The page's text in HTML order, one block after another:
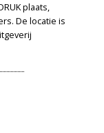
plaats,
De locatie is